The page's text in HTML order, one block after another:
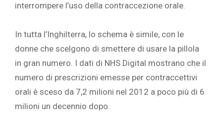
interrompere l’uso della contraccezione orale.
In tutta l’Inghilterra, lo schema è simile, con le
donne che scelgono di smettere di usare la pillola
in gran numero. I dati di NHS Digital mostrano che il
numero di prescrizioni emesse per contraccettivi
orali è sceso da 7,2 milioni nel 2012 a poco più di 6
milioni un decennio dopo.